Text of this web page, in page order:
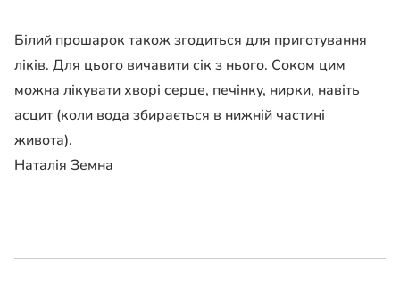
Білий прошарок також згодиться для приготування
ліків. Для цього вичавити сік з нього. Соком цим
можна лікувати хворі серце, печінку, нирки, навіть
асцит (коли вода збирається в нижній частині
живота).
Наталія Земна